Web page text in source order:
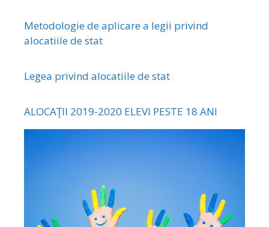
Metodologie de aplicare a legii privind
alocatiile de stat
Legea privind alocatiile de stat
ALOCAŢII 2019-2020 ELEVI PESTE 18 ANI